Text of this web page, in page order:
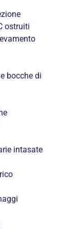
ostruiti
bocche di
intasate